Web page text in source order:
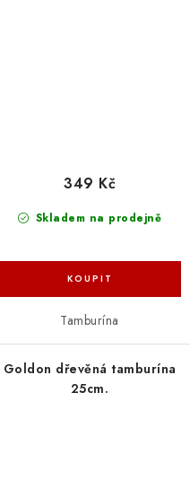
Skladem na prodejně
349 Kč
Tamburína
Goldon dřevěná tamburína
25cm.